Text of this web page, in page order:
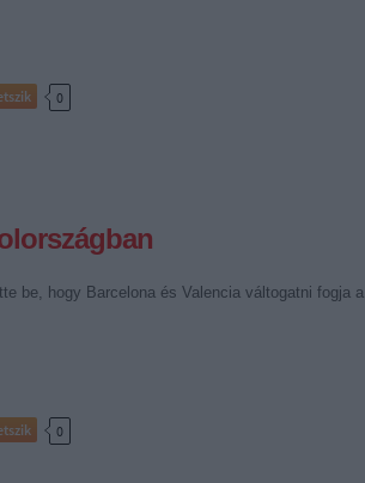
0
be, hogy Barcelona és Valencia váltogatni fogja a
0